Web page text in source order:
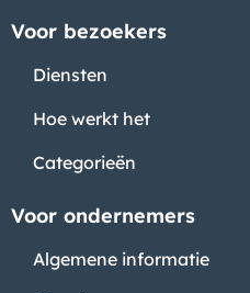
Voor bezoekers
Diensten
Hoe werkt het
Categorieën
Voor ondernemers
Algemene informatie